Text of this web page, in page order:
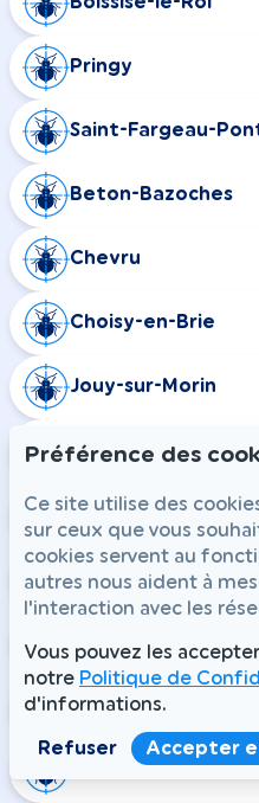
Pringy
Saint-Fargeau-
Beton-Bazoches
Chevru
Choisy-en-Brie
Jouy-sur-Morin
La Ferté-Gaucher
Meilleray
Saint-Martin-des-
Saint-Rémy-la-
Ozoir-la-Ferrière
Pontault-
Préférence des
Ce site utilise des
sur ceux que vous
cookies servent au
autres nous aident à
l'interaction avec les
Vous pouvez les
notre Politique de
d'informations.
Refuser Accepter